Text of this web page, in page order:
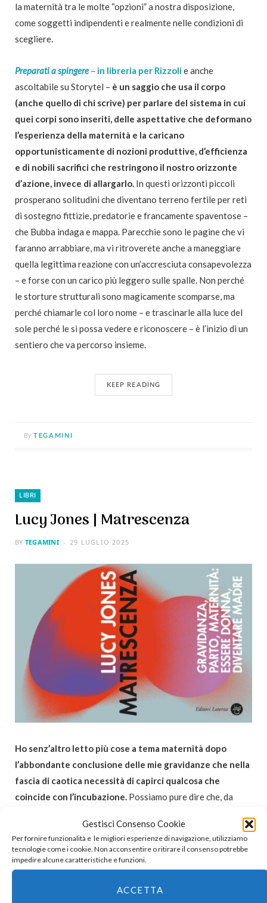
Gestisci Consenso Cookie
Per fornire funzionalità e le migliori esperienze di navigazione, utilizziamo
tecnologie come i cookie. Non acconsentire o ritirare il consenso potrebbe
impedire alcune caratteristiche e funzioni.
ACCETTA
la maternità tra le molte “opzioni” a nostra disposizione,
come soggetti indipendenti e realmente nelle condizioni di
scegliere.
Preparati a spingere– in libreria per Rizzolie anche
ascoltabile su Storytel – è un saggio che usa il corpo
(anche quello di chi scrive) per parlare del sistema in cui
quei corpi sono inseriti, delle aspettative che deformano
l’esperienza della maternità e la caricano
opportunisticamente di nozioni produttive, d’efficienza
e di nobili sacrifici che restringono il nostro orizzonte
d’azione, invece di allargarlo. In questi orizzonti piccoli
prosperano solitudini che diventano terreno fertile per reti
di sostegno fittizie, predatorie e francamente spaventose –
che Bubba indaga e mappa. Parecchie sono le pagine che vi
faranno arrabbiare, ma vi ritroverete anche a maneggiare
quella legittima reazione con un’accresciuta consapevolezza
– e forse con un carico più leggero sulle spalle. Non perché
le storture strutturali sono magicamente scomparse, ma
perché chiamarle col loro nome – e trascinarle alla luce del
sole perché le si possa vedere e riconoscere – è l’inizio di un
sentiero che va percorso insieme.
KEEP READING
By TEGAMINI
LIBRI
Lucy Jones | Matrescenza
BY TEGAMINI 29 LUGLIO 2025
Ho senz’altro letto più cose a tema maternità dopo
l’abbondante conclusione delle mie gravidanze che nella
fascia di caotica necessità di capirci qualcosa che
coincide con l’incubazione. Possiamo pure dire che, da
degli anni a razionalizzare davvero un’infinità di aspetti
dell’esperienza fisica, emotiva, pratica e relazionale della
maternità. Di certo, mi sembra di essere più capace di
di un genere di saggistica che non ha l’obiettivo di